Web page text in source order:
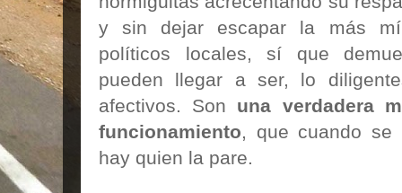
y sin dejar escapar la más
políticos locales, sí que
pueden llegar a ser, lo
afectivos. Son una verdadera
funcionamiento, que cuando se
hay quien la pare.